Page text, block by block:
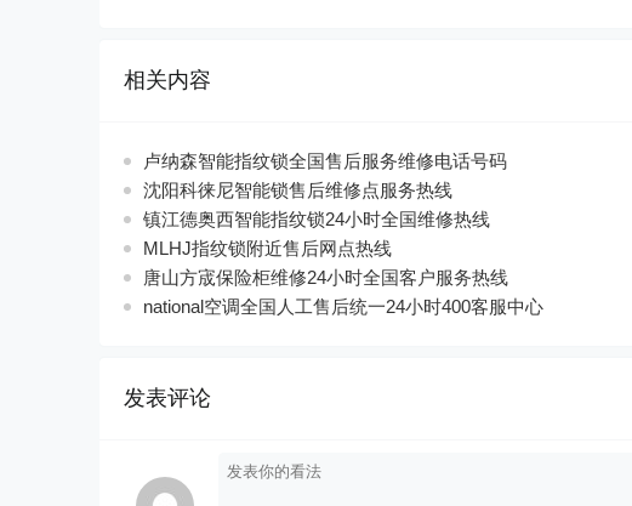
相关内容
卢纳森智能指纹锁全国售后服务维修电话号码
沈阳科徕尼智能锁售后维修点服务热线
镇江德奥西智能指纹锁24小时全国维修热线
MLHJ指纹锁附近售后网点热线
唐山方宬保险柜维修24小时全国客户服务热线
national空调全国人工售后统一24小时400客服中心
发表评论